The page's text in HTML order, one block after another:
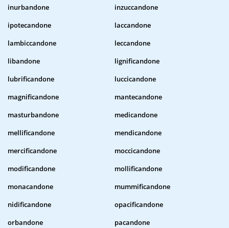
inurbandone
inzuccandone
ipotecandone
laccandone
lambiccandone
leccandone
libandone
lignificandone
lubrificandone
luccicandone
magnificandone
mantecandone
masturbandone
medicandone
mellificandone
mendicandone
mercificandone
moccicandone
modificandone
mollificandone
monacandone
mummificandone
nidificandone
opacificandone
orbandone
pacandone